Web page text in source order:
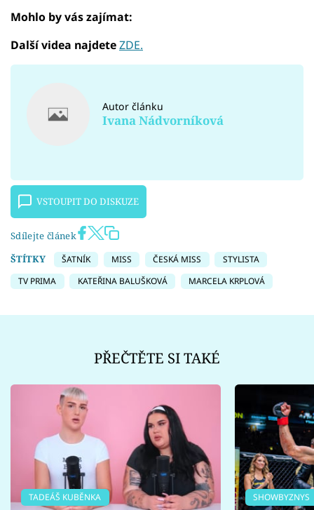
Mohlo by vás zajímat:
Další videa najdeteZDE.
Autor článku
Ivana Nádvorníková
VSTOUPIT DO DISKUZE
Sdílejte článek
ŠTÍTKY
ŠATNÍK MISS ČESKÁ MISS
STYLISTA
TV PRIMA
KATEŘINA BALUŠKOVÁ MARCELA KRPLOVÁ
PŘEČTĚTE SI TAKÉ
TADEÁŠ KUBĚNKA SHOWBYZNYS